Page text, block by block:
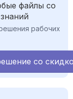
файлы со
рабочих
со